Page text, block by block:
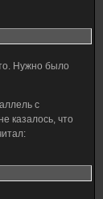
Нужно было
с
казалось, что